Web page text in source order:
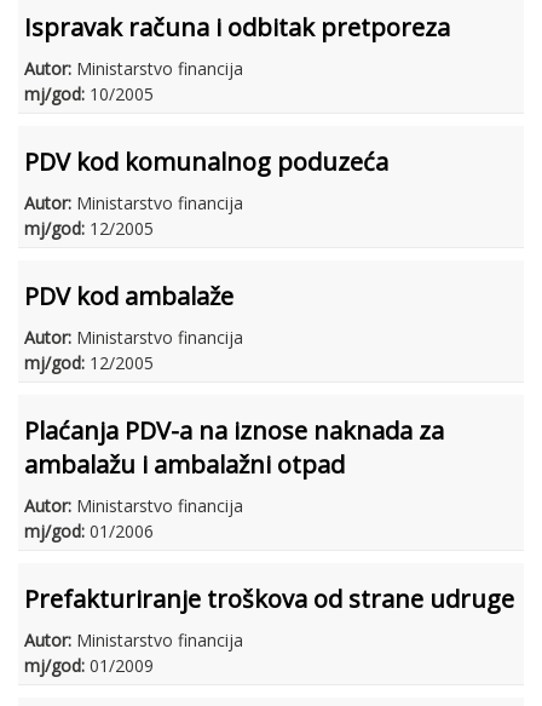
Ispravak računa i odbitak pretporeza
Autor: Ministarstvo financija
mj/god: 10/2005
PDV kod komunalnog poduzeća
Autor: Ministarstvo financija
mj/god: 12/2005
PDV kod ambalaže
Autor: Ministarstvo financija
mj/god: 12/2005
Plaćanja PDV-a na iznose naknada za
ambalažu i ambalažni otpad
Autor: Ministarstvo financija
mj/god: 01/2006
Prefakturiranje troškova od strane udruge
Autor: Ministarstvo financija
mj/god: 01/2009